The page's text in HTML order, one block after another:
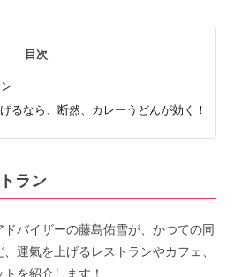
目次
るなら、断然、カレーうどんが効く！
ラン
バイザーの藤島佑雪が、かつての同
運氣を上げるレストランやカフェ、
を紹介します！